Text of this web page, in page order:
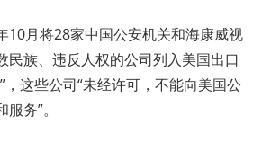
10月将28家中国公安机关和海康威视
民族、违反人权的公司列入美国出口
，这些公司“未经许可，不能向美国公
务”。